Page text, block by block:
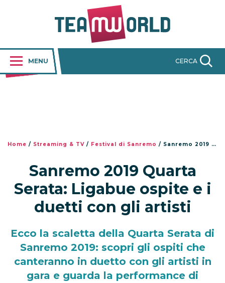
MENU CERCA
Home / Streaming & TV / Festival di Sanremo / Sanremo 2019 Quarta Serata: Ligabue ospite e i duetti con gli artisti
Sanremo 2019 Quarta
Serata: Ligabue ospite e i
duetti con gli artisti
Ecco la scaletta della Quarta Serata di
Sanremo 2019: scopri gli ospiti che
canteranno in duetto con gli artisti in
gara e guarda la performance di